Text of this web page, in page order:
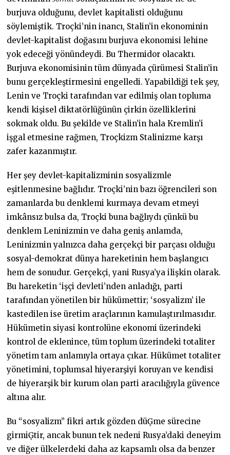
burjuva olduğunu, devlet kapitalisti olduğunu
söylemiştik. Troçki’nin inancı, Stalin’in ekonominin
devlet-kapitalist doğasını burjuva ekonomisi lehine
yok edeceği yönündeydi. Bu Thermidor olacaktı.
Burjuva ekonomisinin tüm dünyada çürümesi Stalin’in
bunu gerçekleştirmesini engelledi. Yapabildiği tek şey,
Lenin ve Troçki tarafından var edilmiş olan topluma
kendi kişisel diktatörlüğünün çirkin özelliklerini
sokmak oldu. Bu şekilde ve Stalin’in hala Kremlin’i
işgal etmesine rağmen, Troçkizm Stalinizme karşı
zafer kazanmıştır.
Her şey devlet-kapitalizminin sosyalizmle
eşitlenmesine bağlıdır. Troçki’nin bazı öğrencileri son
zamanlarda bu denklemi kurmaya devam etmeyi
imkânsız bulsa da, Troçki buna bağlıydı çünkü bu
denklem Leninizmin ve daha geniş anlamda,
Leninizmin yalnızca daha gerçekçi bir parçası olduğu
sosyal-demokrat dünya hareketinin hem başlangıcı
hem de sonudur. Gerçekçi, yani Rusya’ya ilişkin olarak.
Bu hareketin ‘işçi devleti’nden anladığı, parti
tarafından yönetilen bir hükümettir; ‘sosyalizm’ ile
kastedilen ise üretim araçlarının kamulaştırılmasıdır.
Hükümetin siyasi kontrolüne ekonomi üzerindeki
kontrol de eklenince, tüm toplum üzerindeki totaliter
yönetim tam anlamıyla ortaya çıkar. Hükümet totaliter
yönetimini, toplumsal hiyerarşiyi koruyan ve kendisi
de hiyerarşik bir kurum olan parti aracılığıyla güvence
altına alır.
Bu “sosyalizm” fikri artık gözden düĢme sürecine
girmiĢtir, ancak bunun tek nedeni Rusya’daki deneyim
ve diğer ülkelerdeki daha az kapsamlı olsa da benzer